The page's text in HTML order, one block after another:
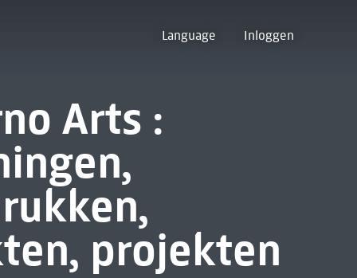
Language Inloggen
Arts :
projekten